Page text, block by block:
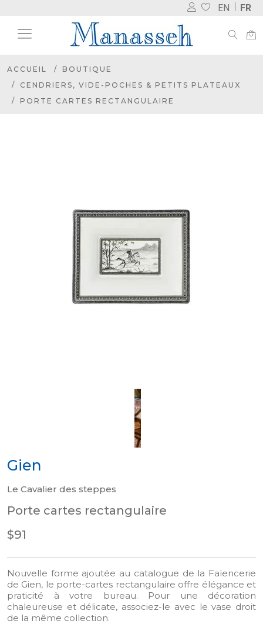
EN FR
ACCUEIL
BOUTIQUE
CENDRIERS, VIDE-POCHES & PETITS PLATEAUX
PORTE CARTES RECTANGULAIRE
Gien
Le Cavalier des steppes
Porte cartes rectangulaire
$91
Nouvelle forme ajoutée au catalogue de la Faïencerie
de Gien, le porte-cartes rectangulaire offre élégance et
praticité à votre bureau. Pour une décoration
chaleureuse et délicate, associez-le avec le vase droit
de la même collection.